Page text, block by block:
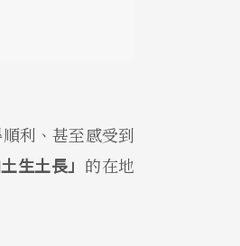
利、甚至感受到
生土長」 的在地